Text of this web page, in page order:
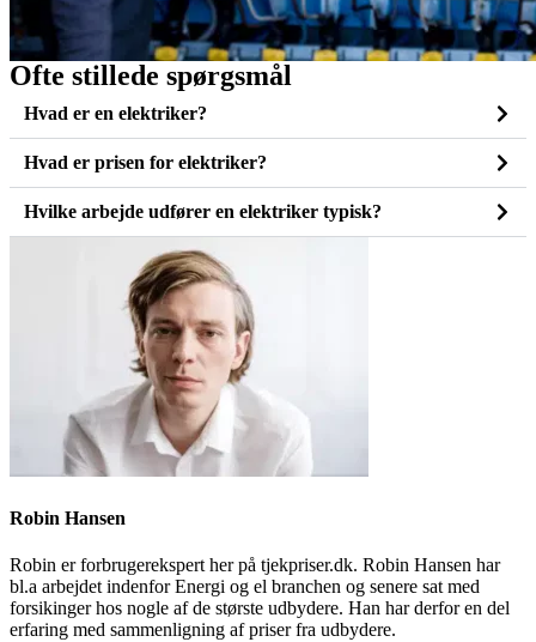
Ofte stillede spørgsmål
Hvad er en elektriker?
Hvad er prisen for elektriker?
Hvilke arbejde udfører en elektriker typisk?
Robin Hansen
Robin er forbrugerekspert her på tjekpriser.dk. Robin Hansen har
bl.a arbejdet indenfor Energi og el branchen og senere sat med
forsikinger hos nogle af de største udbydere. Han har derfor en del
erfaring med sammenligning af priser fra udbydere.